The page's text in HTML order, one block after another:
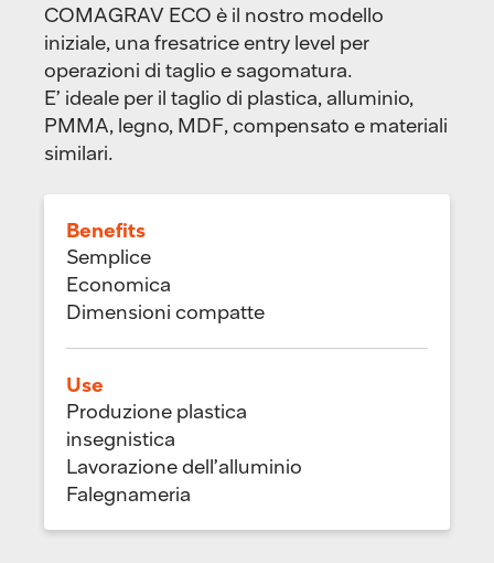
COMAGRAV ECO è il nostro modello
iniziale, una fresatrice entry level per
operazioni di taglio e sagomatura.
E’ ideale per il taglio di plastica, alluminio,
PMMA, legno, MDF, compensato e materiali
similari.
Benefits
Semplice
Economica
Dimensioni compatte
Use
Produzione plastica
insegnistica
Lavorazione dell’alluminio
Falegnameria